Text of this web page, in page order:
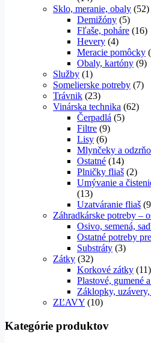
Sklo, meranie, obaly (52)
Demižóny (5)
Fľaše, poháre (16)
Hevery (4)
Meracie pomôcky
Obaly, kartóny (9)
Služby (1)
Somelierske potreby (7)
Trávnik (23)
Vinárska technika (62)
Čerpadlá (5)
Filtre (9)
Lisy (6)
Mlynčeky a
Ostatné (14)
Plničky fliaš (2)
Umývanie a
(13)
Uzatváranie fliaš
Záhradkárske potreby –
Osivo, semená,
Ostatné potreby
Substráty (3)
Zátky (32)
Korkové zátky (11)
Plastové, gumené
Záklopky,
ZĽAVY (10)
Kategórie produktov